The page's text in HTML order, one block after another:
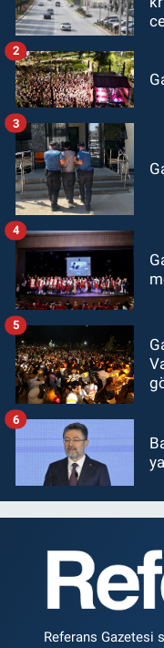
2
3
4
5
6
Referans Gazetesi